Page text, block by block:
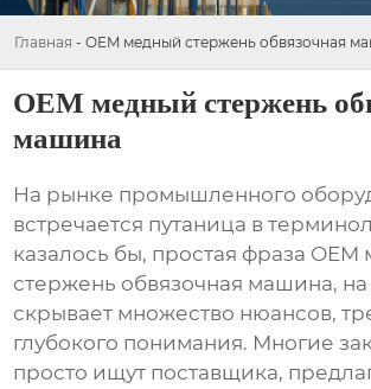
Главная - OEM медный стержень обвязочная
OEM медный стержень
машина
На рынке промышленного
встречается путаница в
казалось бы, простая фраза OEM
стержень обвязочная машина,
скрывает множество нюансов,
глубокого понимания. Многие
просто ищут поставщика,